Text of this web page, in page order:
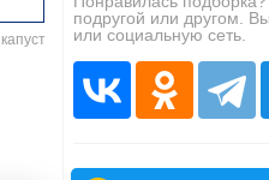
подругой или другом.
или социальную сеть.